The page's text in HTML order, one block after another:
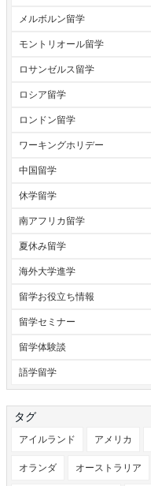
メルボルン留学
モントリオール留学
ロサンゼルス留学
ロシア留学
ロンドン留学
ワーキングホリデー
中国留学
休学留学
南アフリカ留学
夏休み留学
海外大学進学
留学お役立ち情報
留学セミナー
留学体験談
語学留学
タグ
アイルランド アメリカ
オランダ オーストラリア